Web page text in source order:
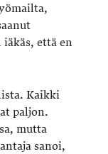
että en
Kaikki
paljon.
mutta
sanoi,